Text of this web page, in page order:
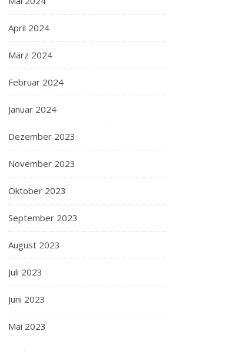
April 2024
März 2024
Februar 2024
Januar 2024
Dezember 2023
November 2023
Oktober 2023
September 2023
August 2023
Juli 2023
Juni 2023
Mai 2023